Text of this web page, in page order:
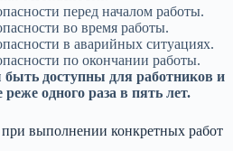
перед началом работы.
во время работы.
в аварийных ситуациях.
по окончании работы.
доступны для работников и
одного раза в пять лет.
выполнении конкретных работ